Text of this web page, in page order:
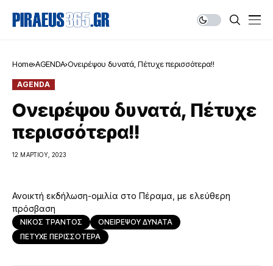
Home AGENDA Ονειρέψου δυνατά, Πέτυχε περισσότερα!!
AGENDA
Ονειρέψου δυνατά, Πέτυχε
περισσότερα!!
12 ΜΑΡΤΊΟΥ, 2023
Ανοικτή εκδήλωση-ομιλία στο Πέραμα, με ελεύθερη
πρόσβαση
ΝΙΚΟΣ ΤΡΑΝΤΟΣ
ΟΝΕΙΡΕΨΟΥ ΔΥΝΑΤΑ
ΠΕΤΥΧΕ ΠΕΡΙΣΣΟΤΕΡΑ